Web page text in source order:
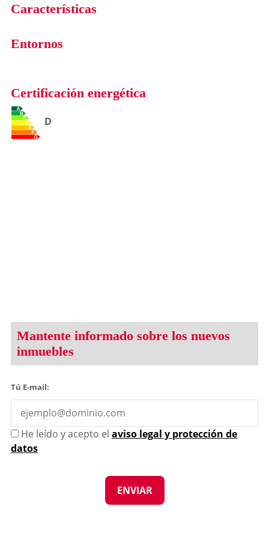
Características
Entornos
Certificación energética
D
Mantente informado sobre los nuevos
inmuebles
Tú E-mail:
He leído y acepto el aviso legal y protección de
datos